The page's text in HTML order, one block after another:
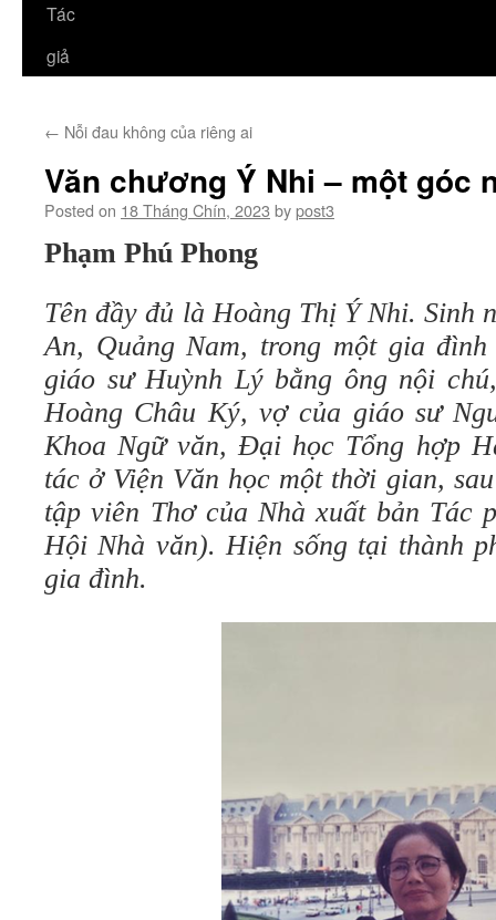
Tác
giả
← Nỗi đau không của riêng ai
Văn chương Ý Nhi – một góc
Posted on 18 Tháng Chín, 2023 bypost3
Phạm Phú Phong
Tên đầy đủ là Hoàng Thị Ý Nhi. Sinh
An, Quảng Nam, trong một gia
giáo sư Huỳnh Lý bằng ông nội
Hoàng Châu Ký, vợ của giáo sư
Khoa Ngữ văn, Đại học Tổng hợp
tác ở Viện Văn học một thời gian,
tập viên Thơ của Nhà xuất bản Tác
Hội Nhà văn). Hiện sống tại thành
gia đình.